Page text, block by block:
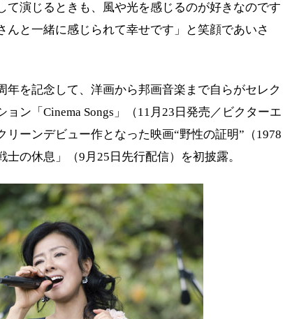
て演じるときも、風や光を感じるのが好きなのです
んと一緒に感じられて幸せです」と笑顔であいさ
年を記念して、洋画から邦画音楽まで自らがセレク
ョン「Cinema Songs」（11月23日発売／ビクターエ
リーンデビュー作となった映画“野性の証明”（1978
の休息」（9月25日先行配信）を初披露。